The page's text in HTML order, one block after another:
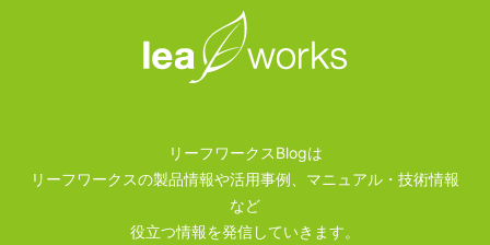
リーフワークスBlogは
リーフワークスの製品情報や活用事例、マニュアル・技術情報
など
役立つ情報を発信していきます。